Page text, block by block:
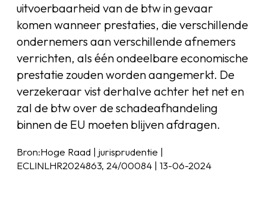
uitvoerbaarheid van de btw in gevaar
komen wanneer prestaties, die verschillende
ondernemers aan verschillende afnemers
verrichten, als één ondeelbare economische
prestatie zouden worden aangemerkt. De
verzekeraar vist derhalve achter het net en
zal de btw over de schadeafhandeling
binnen de EU moeten blijven afdragen.
Bron:Hoge Raad | jurisprudentie |
ECLINLHR2024863, 24/00084 | 13-06-2024